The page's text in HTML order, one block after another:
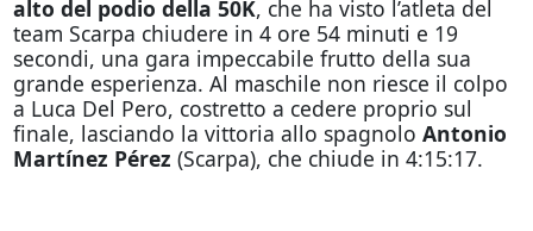
alto del podio della 50K, che ha visto l’atleta del
team Scarpa chiudere in 4 ore 54 minuti e 19
secondi, una gara impeccabile frutto della sua
grande esperienza. Al maschile non riesce il colpo
a Luca Del Pero, costretto a cedere proprio sul
finale, lasciando la vittoria allo spagnolo Antonio
Martínez Pérez (Scarpa), che chiude in 4:15:17.